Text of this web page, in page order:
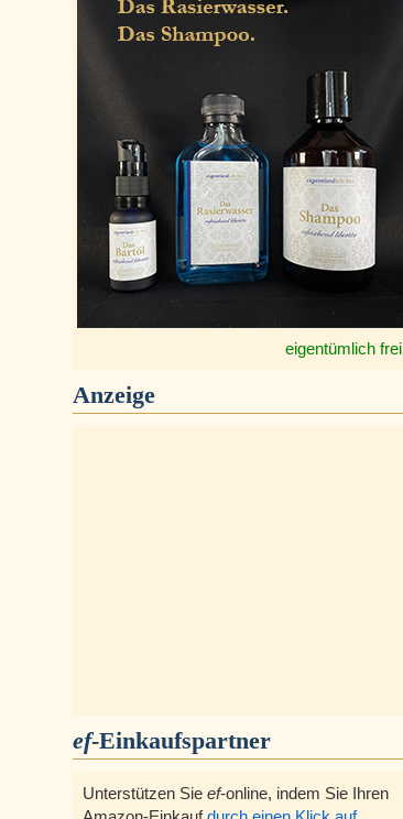
eigentümlich frei
Anzeige
ef-Einkaufspartner
Unterstützen Sie ef-online, indem Sie Ihren